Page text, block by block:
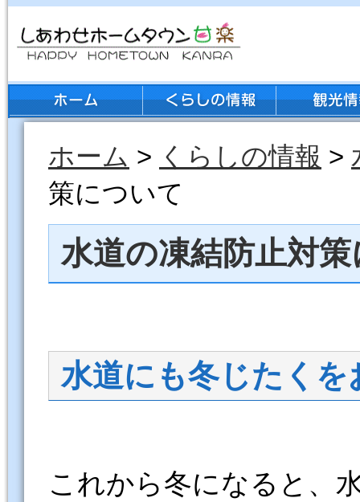
ホーム > くらしの情報 >
策について
水道の凍結防止対
水道にも冬じたくを
これから冬になると、